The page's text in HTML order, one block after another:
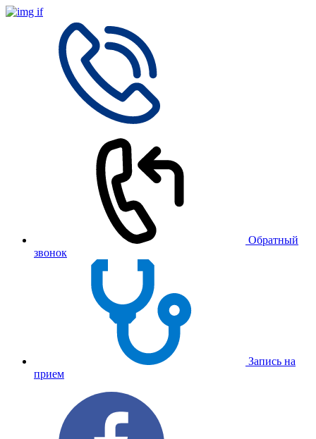
Обратный
звонок
Запись на
прием